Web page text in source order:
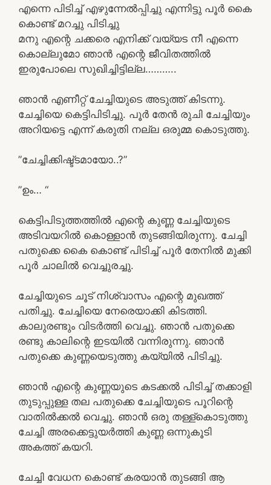
എന്നെ പിടിച്ച് എഴുന്നേൽപ്പിച്ചു എന്നിട്ടു പൂർ കൈ
കൊണ്ട് മറച്ചു പിടിച്ചു
മനു എന്റെ ചക്കരെ എനിക്ക് വയ്യട നീ എന്നെ
കൊല്ലുമോ ഞാൻ എന്റെ ജീവിതത്തിൽ
ഇരുപോലെ സുഖിച്ചിട്ടില്ല………..
ഞാൻ എണീറ്റ് ചേച്ചിയുടെ അടുത്ത് കിടന്നു.
ചേച്ചിയെ കെട്ടിപിടിച്ചു. പൂർ തേൻ രുചി ചേച്ചിയും
അറിയട്ടെ എന്ന് കരുതി നല്ല ഒരുമ്മ കൊടുത്തു.
”ചേച്ചിക്കിഷ്ട്ടമായോ..?”
”ഉം… “
കെട്ടിപിടുത്തത്തിൽ എന്റെ കുണ്ണ ചേച്ചിയുടെ
അടിവയറിൽ കൊള്ളാൻ തുടങ്ങിയിരുന്നു. ചേച്ചി
പതുക്കെ കൈ കൊണ്ട് പിടിച്ച് പൂർ തേനിൽ മുക്കി
പൂർ ചാലിൽ വെച്ചുരച്ചു.
ചേച്ചിയുടെ ചൂട് നിശ്വാസം എന്റെ മുഖത്ത്
പതിച്ചു. ചേച്ചിയെ നേരെയാക്കി കിടത്തി.
കാലുരണ്ടും വിടർത്തി വെച്ചു. ഞാൻ പതുക്കെ
രണ്ടു കാലിന്റെ ഇടയിൽ വന്നിരുന്നു. ഞാൻ
പതുക്കെ കുണ്ണയെടുത്തു കയ്യിൽ പിടിച്ചു.
ഞാൻ എന്റെ കുണ്ണയുടെ കടക്കൽ പിടിച്ച് തക്കാളി
തുടുപ്പുള്ള തല പതുക്കെ ചേച്ചിയുടെ പൂറിന്റെ
വാതിൽക്കൽ വെച്ചു. ഞാൻ ഒരു തള്ള്കൊടുത്തു
ചേച്ചി അരക്കെട്ടുയർത്തി കുണ്ണ ഒന്നുകൂടി
അകത്ത് കയറി.
ചേച്ചി വേധന കൊണ്ട് കരയാൻ തുടങ്ങി ആ